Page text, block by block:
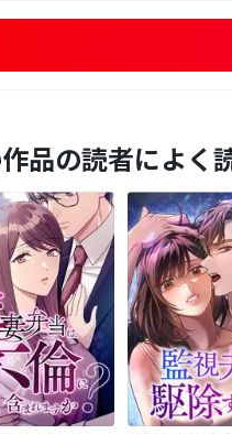
品の読者によく